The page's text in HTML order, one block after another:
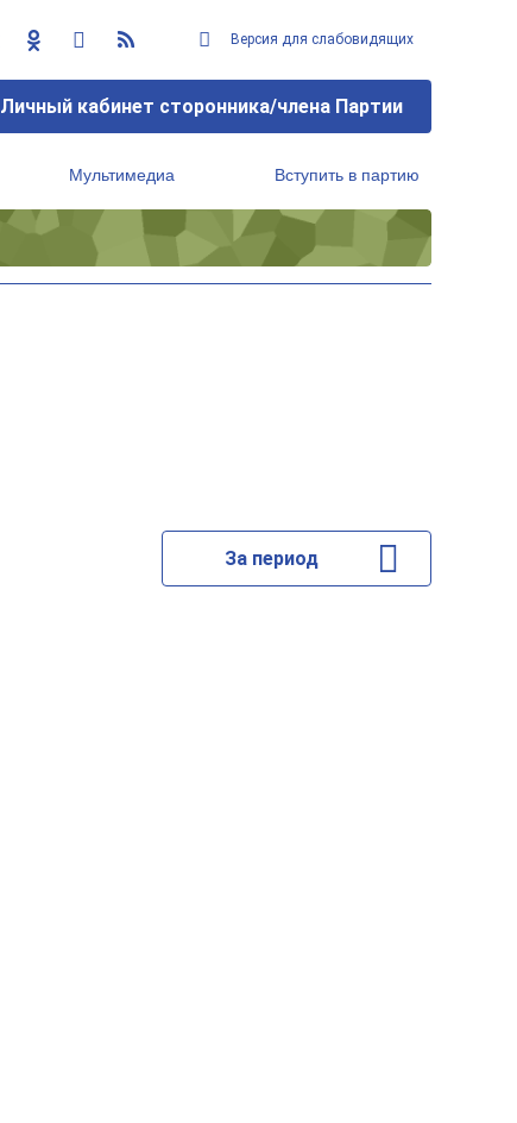
Версия для слабовидящих
Личный кабинет сторонника/члена Партии
Мультимедиа Вступить в партию
За период